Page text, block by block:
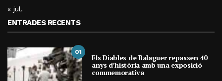
« jul.
ENTRADES RECENTS
01
Els Diables de Balaguer repassen 40
anys d’història amb una exposició
commemorativa